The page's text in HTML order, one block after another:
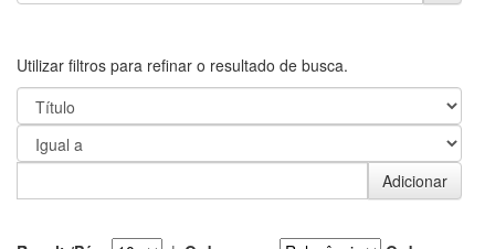
Utilizar filtros para refinar o resultado de busca.